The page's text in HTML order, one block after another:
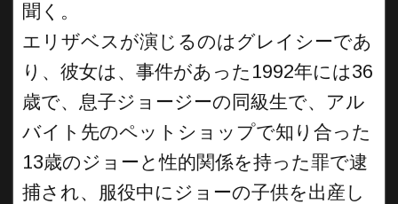
聞く。
エリザベスが演じるのはグレイシーであ
り、彼女は、事件があった1992年には36
歳で、息子ジョージーの同級生で、アル
バイト先のペットショップで知り合った
13歳のジョーと性的関係を持った罪で逮
捕され、服役中にジョーの子供を出産し